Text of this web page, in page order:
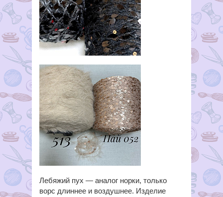
Лебяжий пух — аналог норки, только
ворс длиннее и воздушнее. Изделие